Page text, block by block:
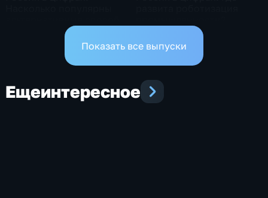
Показать все выпуски
Ещеинтересное